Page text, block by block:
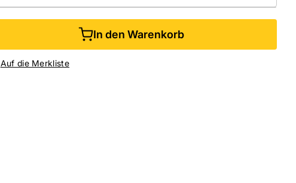
NIEDERLASSUNGEN
In den Warenkorb
Auf die Merkliste